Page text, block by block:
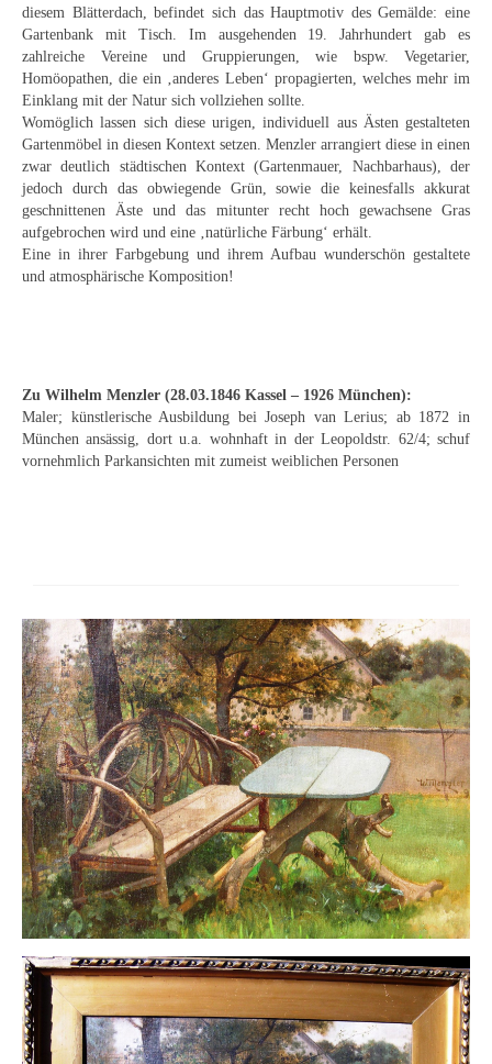
Autographen / Dokumente
Herkunft & Wirkungsstätte
Berliner Künstler
Düsseldorfer Künstler
Fränkische Künstler
Hamburger Künstler
Münchner Künstler
Weitere
Expressiver Realismus
Mediterrane Landschaft
Norddeutsche Landschaften
Süddeutsche Landschaft
Selbstbildnisse
Stillleben
Neues
Tägliche Dosis Kunst
Themenflyer
Themenflyer: Trügerische Idyllen
Themenflyer: Buch und Schrift in der Kunst
diesem Blätterdach, befindet sich das Hauptmotiv des Gemälde: eine
Gartenbank mit Tisch. Im ausgehenden 19. Jahrhundert gab es
zahlreiche Vereine und Gruppierungen, wie bspw. Vegetarier,
Homöopathen, die ein ‚anderes Leben‘ propagierten, welches mehr im
Einklang mit der Natur sich vollziehen sollte.
Womöglich lassen sich diese urigen, individuell aus Ästen gestalteten
Gartenmöbel in diesen Kontext setzen. Menzler arrangiert diese in einen
zwar deutlich städtischen Kontext (Gartenmauer, Nachbarhaus), der
jedoch durch das obwiegende Grün, sowie die keinesfalls akkurat
geschnittenen Äste und das mitunter recht hoch gewachsene Gras
aufgebrochen wird und eine ‚natürliche Färbung‘ erhält.
Eine in ihrer Farbgebung und ihrem Aufbau wunderschön gestaltete
und atmosphärische Komposition!
Zu Wilhelm Menzler (28.03.1846 Kassel – 1926 München):
Maler; künstlerische Ausbildung bei Joseph van Lerius; ab 1872 in
München ansässig, dort u.a. wohnhaft in der Leopoldstr. 62/4; schuf
vornehmlich Parkansichten mit zumeist weiblichen Personen